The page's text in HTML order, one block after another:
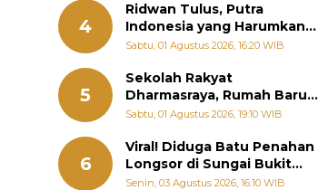
4
Ridwan Tulus, Putra
Indonesia yang Harumkan
Nama Bangsa hingga
Jepang
Sabtu, 01 Agustus 2026, 16:20 WIB
5
Sekolah Rakyat
Dharmasraya, Rumah Baru
268 Anak Menggapai Mimpi
Kemiskinan
Sabtu, 01 Agustus 2026, 19:10 WIB
6
Viral! Diduga Batu Penahan
Longsor di Sungai Bukit
Nago Padang Diambil, Warga
Senin, 03 Agustus 2026, 16:10 WIB